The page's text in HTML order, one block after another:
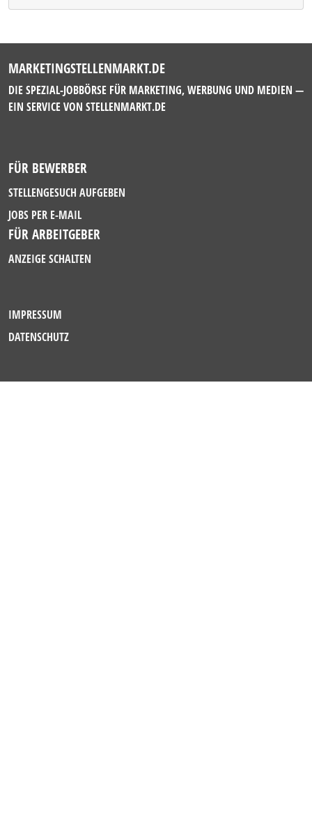
MARKETINGSTELLENMARKT.DE
DIE SPEZIAL-JOBBÖRSE FÜR MARKETING, WERBUNG UND MEDIEN —
EIN SERVICE VON STELLENMARKT.DE
FÜR BEWERBER
STELLENGESUCH AUFGEBEN
JOBS PER E-MAIL
FÜR ARBEITGEBER
ANZEIGE SCHALTEN
IMPRESSUM
DATENSCHUTZ